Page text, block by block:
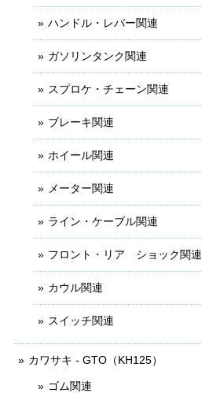
ハンドル・レバー関連
ガソリンタンク関連
スプロケ・チェーン関連
ブレーキ関連
ホイール関連
メーター関連
ライン・ケーブル関連
フロント・リア ショック関連
カウル関連
スイッチ関連
カワサキ - GTO（KH125）
ゴム関連